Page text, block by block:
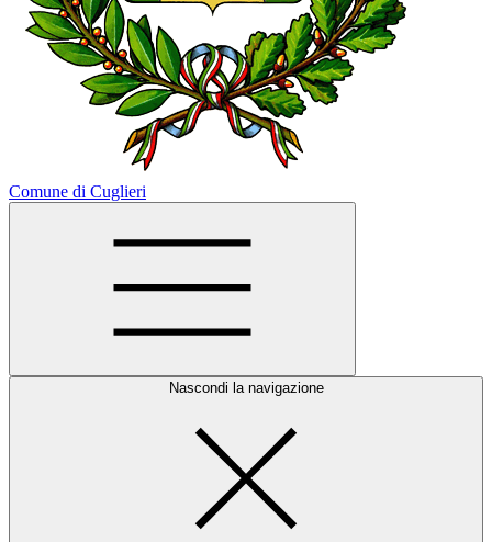
Comune di Cuglieri
Nascondi la navigazione